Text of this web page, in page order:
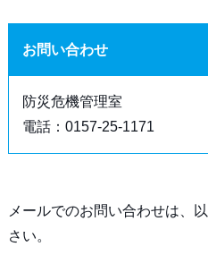
お問い合わせ
防災危機管理室
電話：0157-25-1171
メールでのお問い合わせは、
さい。